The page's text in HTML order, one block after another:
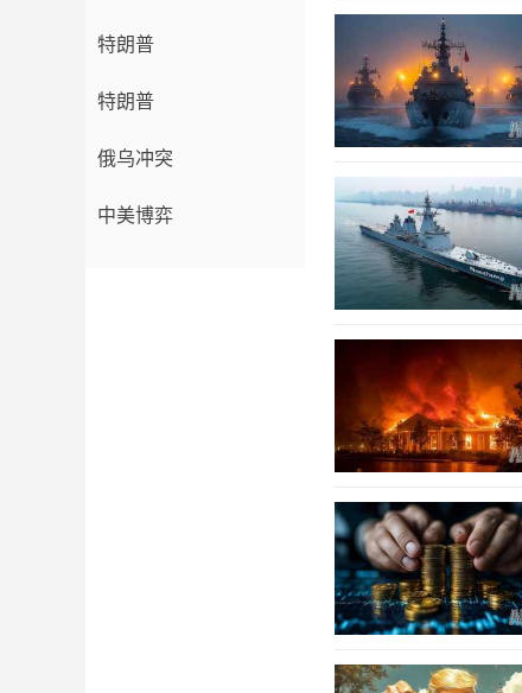
特朗普
特朗普
俄乌冲突
中美博弈